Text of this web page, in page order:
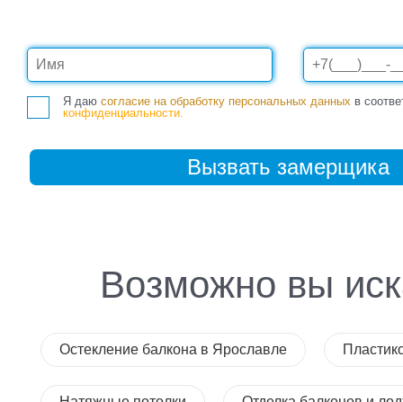
Я даю согласие на обработку персональных данных в
конфиденциальности.
Возможно вы
Остекление балкона в Ярославле